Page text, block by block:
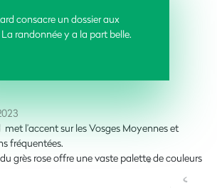
consacre un dossier aux
La randonnée y a la part belle.
l’accent sur les Vosges Moyennes et
fréquentées.
grès rose offre une vaste palette de couleurs